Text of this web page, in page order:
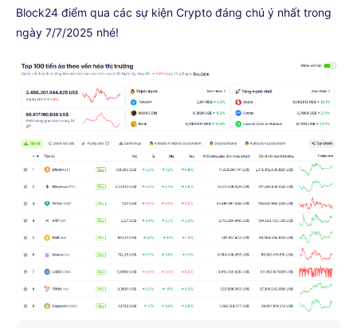
Block24 điểm qua các sự kiện Crypto đáng chú ý nhất trong
ngày 7/7/2025 nhé!